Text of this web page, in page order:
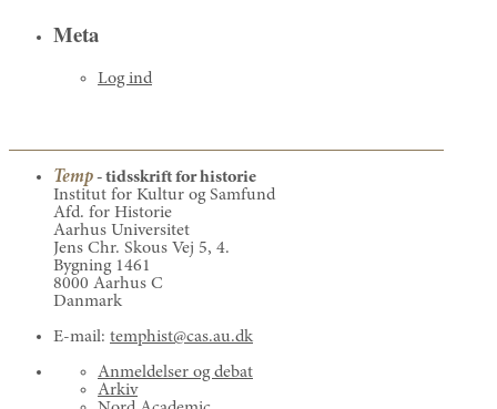
Meta
Log ind
Temp- tidsskrift for historie
Institut for Kultur og Samfund
Afd. for Historie
Aarhus Universitet
Jens Chr. Skous Vej 5, 4.
Bygning 1461
8000 Aarhus C
Danmark
E-mail: temphist@cas.au.dk
Anmeldelser og debat
Arkiv